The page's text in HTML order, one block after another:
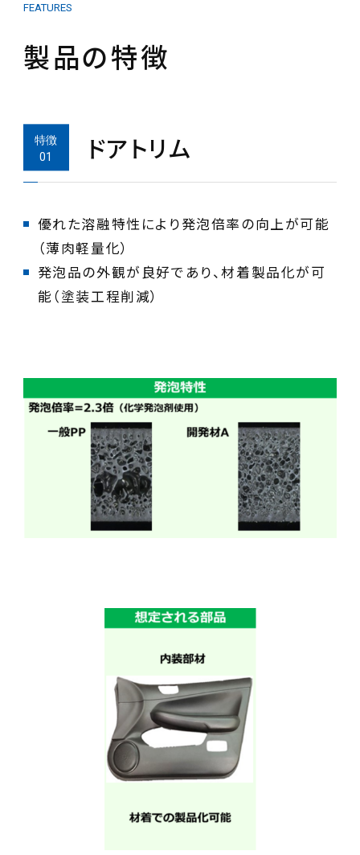
FEATURES
製品の特徴
ドアトリム
優れた溶融特性により発泡倍率の向上が可能
（薄肉軽量化）
発泡品の外観が良好であり、材着製品化が可
能（塗装工程削減）